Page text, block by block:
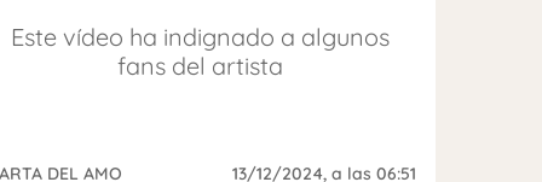
Este vídeo ha indignado a algunos
fans del artista
DEL AMO 13/12/2024, a las 06:51